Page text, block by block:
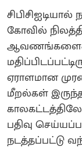
கோவில்
ஆவணங்களைக்
ஏராளமான
மீறல்கள்
பதிவு
நடத்தப்பட்டு